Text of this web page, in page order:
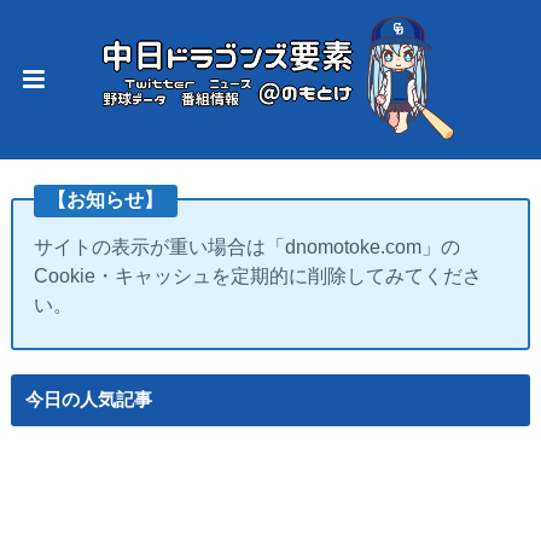
【お知らせ】
サイトの表示が重い場合は「dnomotoke.com」の
Cookie・キャッシュを定期的に削除してみてくださ
い。
今日の人気記事